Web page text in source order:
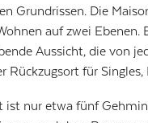
Grundrissen. Die
auf zwei
Aussicht, die von
Rückzugsort für Singles,
ist nur etwa fünf